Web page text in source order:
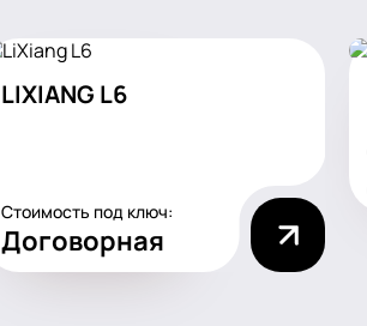
LIXIANG L6
Стоимость под ключ:
Договорная